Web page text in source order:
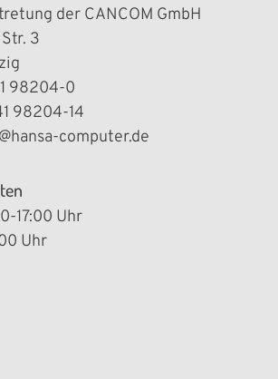
der CANCOM GmbH
3
98204-0
98204-14
computer.de
17:00 Uhr
Uhr